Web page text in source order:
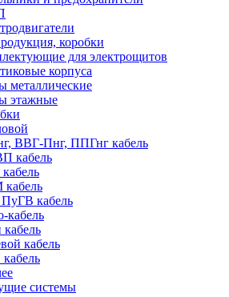
коробки
для электрощитов
корпуса
металлические
этажные
ВВГ-Пнг, ППГнг кабель
кабель
кабель
кабель
кабель
системы